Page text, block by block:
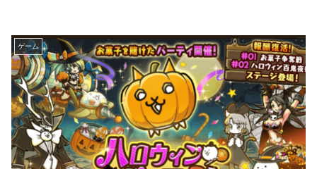
ゲーム